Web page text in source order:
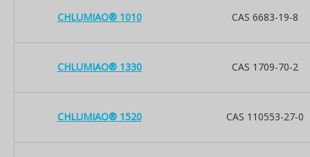
CHLUMIAO® 1010 CAS 6683-19-8
CHLUMIAO® 1330 CAS 1709-70-2
CHLUMIAO® 1520 CAS 110553-27-0